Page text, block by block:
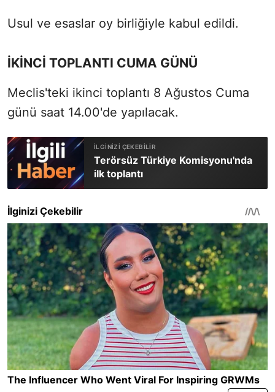
Usul ve esaslar oy birliğiyle kabul edildi.
İKİNCİ TOPLANTI CUMA GÜNÜ
Meclis'teki ikinci toplantı 8 Ağustos Cuma
günü saat 14.00'de yapılacak.
Terörsüz Türkiye Komisyonu'nda
ilk toplantı